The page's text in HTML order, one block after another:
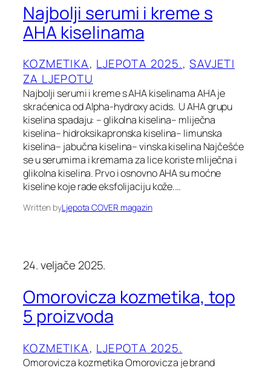
Najbolji serumi i kreme s
AHA kiselinama
KOZMETIKA, LJEPOTA 2025., SAVJETI
ZA LJEPOTU
Najbolji serumi i kreme s AHA kiselinama AHA je
skraćenica od Alpha-hydroxy acids. U AHA grupu
kiselina spadaju: – glikolna kiselina– mliječna
kiselina– hidroksikapronska kiselina– limunska
kiselina– jabučna kiselina– vinska kiselina Najčešće
se u serumima i kremama za lice koriste mliječna i
glikolna kiselina. Prvo i osnovno AHA su moćne
kiseline koje rade eksfolijaciju kože.…
Written byLjepota COVER magazin
24. veljače 2025.
Omorovicza kozmetika, top
5 proizvoda
KOZMETIKA, LJEPOTA 2025.
Omorovicza kozmetika Omorovicza je brand